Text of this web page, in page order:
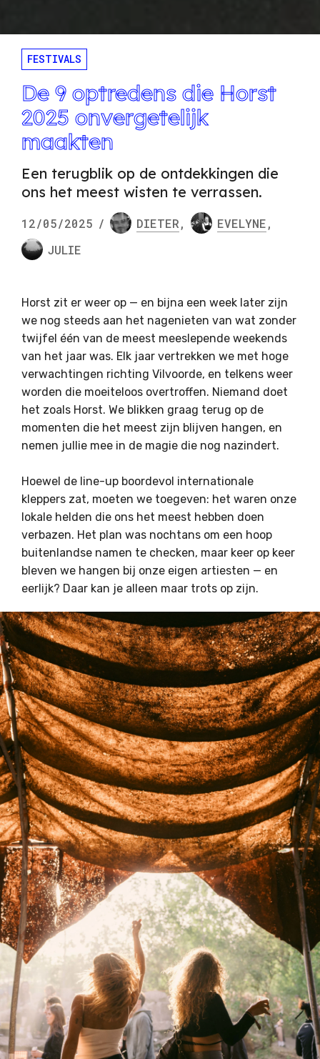
FESTIVALS
De 9 optredens die Horst
2025 onvergetelijk
maakten
Een terugblik op de ontdekkingen die
ons het meest wisten te verrassen.
12/05/2025 / DIETER, EVELYNE,
JULIE
Horst zit er weer op — en bijna een week later zijn
we nog steeds aan het nagenieten van wat zonder
twijfel één van de meest meeslepende weekends
van het jaar was. Elk jaar vertrekken we met hoge
verwachtingen richting Vilvoorde, en telkens weer
worden die moeiteloos overtroffen. Niemand doet
het zoals Horst. We blikken graag terug op de
momenten die het meest zijn blijven hangen, en
nemen jullie mee in de magie die nog nazindert.
Hoewel de line-up boordevol internationale
kleppers zat, moeten we toegeven: het waren onze
lokale helden die ons het meest hebben doen
verbazen. Het plan was nochtans om een hoop
buitenlandse namen te checken, maar keer op keer
bleven we hangen bij onze eigen artiesten — en
eerlijk? Daar kan je alleen maar trots op zijn.